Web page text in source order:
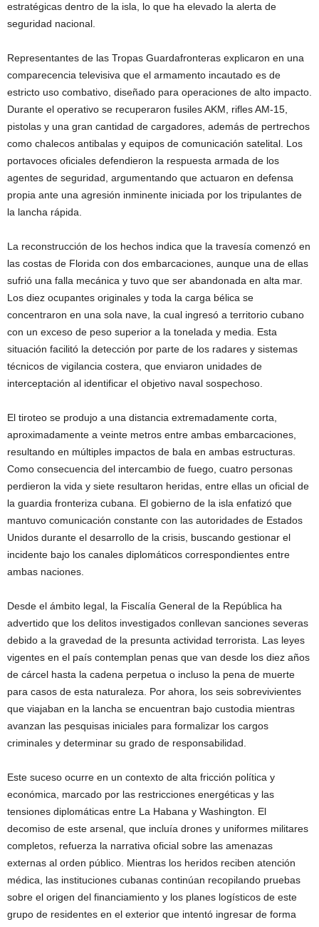
estratégicas dentro de la isla, lo que ha elevado la alerta de
seguridad nacional.
Representantes de las Tropas Guardafronteras explicaron en una
comparecencia televisiva que el armamento incautado es de
estricto uso combativo, diseñado para operaciones de alto impacto.
Durante el operativo se recuperaron fusiles AKM, rifles AM-15,
pistolas y una gran cantidad de cargadores, además de pertrechos
como chalecos antibalas y equipos de comunicación satelital. Los
portavoces oficiales defendieron la respuesta armada de los
agentes de seguridad, argumentando que actuaron en defensa
propia ante una agresión inminente iniciada por los tripulantes de
la lancha rápida.
La reconstrucción de los hechos indica que la travesía comenzó en
las costas de Florida con dos embarcaciones, aunque una de ellas
sufrió una falla mecánica y tuvo que ser abandonada en alta mar.
Los diez ocupantes originales y toda la carga bélica se
concentraron en una sola nave, la cual ingresó a territorio cubano
con un exceso de peso superior a la tonelada y media. Esta
situación facilitó la detección por parte de los radares y sistemas
técnicos de vigilancia costera, que enviaron unidades de
interceptación al identificar el objetivo naval sospechoso.
El tiroteo se produjo a una distancia extremadamente corta,
aproximadamente a veinte metros entre ambas embarcaciones,
resultando en múltiples impactos de bala en ambas estructuras.
Como consecuencia del intercambio de fuego, cuatro personas
perdieron la vida y siete resultaron heridas, entre ellas un oficial de
la guardia fronteriza cubana. El gobierno de la isla enfatizó que
mantuvo comunicación constante con las autoridades de Estados
Unidos durante el desarrollo de la crisis, buscando gestionar el
incidente bajo los canales diplomáticos correspondientes entre
ambas naciones.
Desde el ámbito legal, la Fiscalía General de la República ha
advertido que los delitos investigados conllevan sanciones severas
debido a la gravedad de la presunta actividad terrorista. Las leyes
vigentes en el país contemplan penas que van desde los diez años
de cárcel hasta la cadena perpetua o incluso la pena de muerte
para casos de esta naturaleza. Por ahora, los seis sobrevivientes
que viajaban en la lancha se encuentran bajo custodia mientras
avanzan las pesquisas iniciales para formalizar los cargos
criminales y determinar su grado de responsabilidad.
Este suceso ocurre en un contexto de alta fricción política y
económica, marcado por las restricciones energéticas y las
tensiones diplomáticas entre La Habana y Washington. El
decomiso de este arsenal, que incluía drones y uniformes militares
completos, refuerza la narrativa oficial sobre las amenazas
externas al orden público. Mientras los heridos reciben atención
médica, las instituciones cubanas continúan recopilando pruebas
sobre el origen del financiamiento y los planes logísticos de este
grupo de residentes en el exterior que intentó ingresar de forma